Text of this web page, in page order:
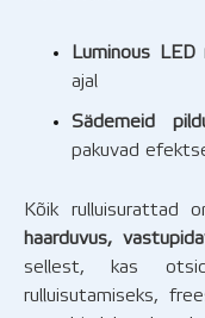
Luminous LED
ajal
Sädemeid
pakuvad
Kõik rulluisurattad
haarduvus,
sellest, kas
rulluisutamiseks,